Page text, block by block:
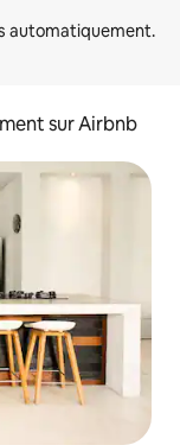
sur Airbnb